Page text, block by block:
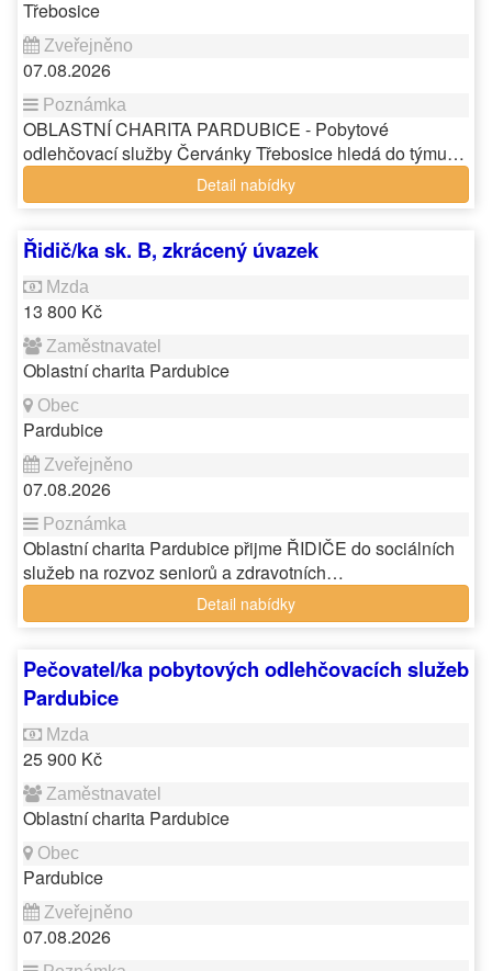
Třebosice
07.08.2026
OBLASTNÍ CHARITA PARDUBICE - Pobytové
odlehčovací služby Červánky Třebosice hledá do týmu…
Detail nabídky
Řidič/ka sk. B, zkrácený úvazek
13 800 Kč
Oblastní charita Pardubice
Pardubice
07.08.2026
Oblastní charita Pardubice přijme ŘIDIČE do sociálních
služeb na rozvoz seniorů a zdravotních…
Detail nabídky
Pečovatel/ka pobytových odlehčovacích služeb
Pardubice
25 900 Kč
Oblastní charita Pardubice
Pardubice
07.08.2026